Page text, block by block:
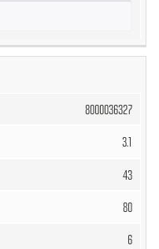
8000036327
3.1
43
80
6